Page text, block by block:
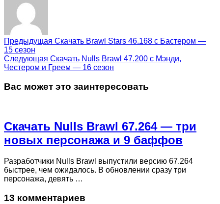
Предыдущая Скачать Brawl Stars 46.168 с Бастером —
15 сезон
Следующая Скачать Nulls Brawl 47.200 с Мэнди,
Честером и Греем — 16 сезон
Вас может это заинтересовать
Скачать Nulls Brawl 67.264 — три
новых персонажа и 9 баффов
Разработчики Nulls Brawl выпустили версию 67.264
быстрее, чем ожидалось. В обновлении сразу три
персонажа, девять …
13 комментариев